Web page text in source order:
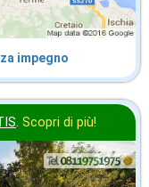
impegno
. Scopri di più!